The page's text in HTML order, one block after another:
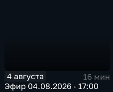
4 августа
16 мин
Эфир 04.08.2026 · 17:00